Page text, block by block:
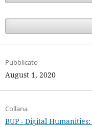
Pubblicato
August 1, 2020
Collana
BUP - Digital